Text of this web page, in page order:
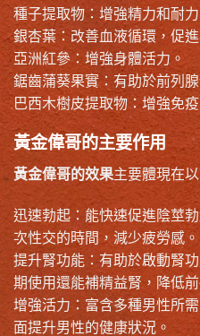
種子提取物：增強精力和耐力
銀杏葉：改善血液循環，促進
亞洲紅參：增強身體活力。
鋸齒蒲葵果實：有助於前列腺
巴西木樹皮提取物：增強免
黃金偉哥的主要作用
黃金偉哥的效果主要體現在
迅速勃起：能快速促進陰莖
次性交的時間，減少疲勞感。
提升腎功能：有助於啟動腎
期使用還能補精益腎，降低
增強活力：富含多種男性所
面提升男性的健康狀況。